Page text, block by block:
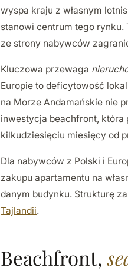
wyspa kraju z własnym
stanowi centrum tego
ze strony nabywców
Kluczowa przewaga
Europie to deficytowość
na Morze Andamańskie nie
inwestycja beachfront, która
kilkudziesięciu miesięcy od
Dla nabywców z Polski i
zakupu apartamentu na
danym budynku. Strukturę
Tajlandii.
Beachfront,